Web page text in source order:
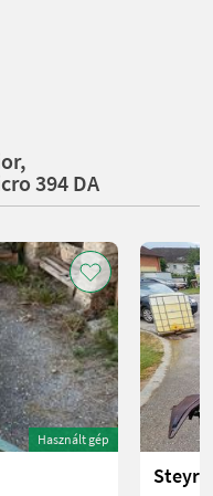
394 DA
Használt gép
Steyr